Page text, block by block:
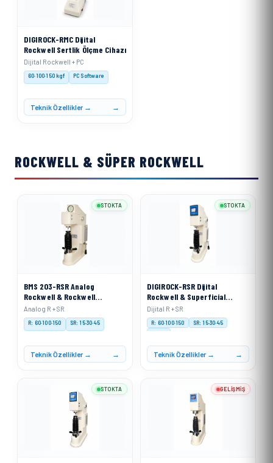
DIGIROCK-RMC Dijital
Rockwell Sertlik Ölçme Cihazı
Dijital Rockwell + PC
60·100·150 kgf PC Software
Teknik Özellikler →
ROCKWELL & SÜPER ROCKWELL
BMS 203-RSR Analog
Rockwell & Rockwell
Superficial Sertlik Ölçme
Cihazı
Analog R + SR
R: 60·100·150 SR: 15·30·45
Teknik Özellikler →
STOKTA
DIGIROCK-RSR Dijital
Rockwell & Superficial
Sertlik Ölçme Cihazı
Dijital R + SR
R: 60·100·150
SR: 15·30·45
Digital
Teknik Özellikler →
STOKTA
STOKTA GELIŞMIŞ